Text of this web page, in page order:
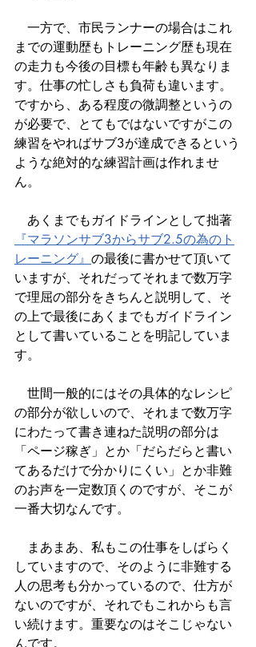
一方で、市民ランナーの場合はこれ
までの運動歴もトレーニング歴も現在
の走力も今後の目標も年齢も異なりま
す。仕事の忙しさも負荷も違います。
ですから、ある程度の微調整というの
が必要で、とてもではないですがこの
練習をやればサブ3が達成できるという
ような絶対的な練習計画は作れませ
ん。
あくまでもガイドラインとして拙著
『マラソンサブ3からサブ2.5の為のト
レーニング』 の最後に書かせて頂いて
いますが、それだってそれまで数万字
で理屈の部分をきちんと説明して、そ
の上で最後にあくまでもガイドライン
として書いていることを明記していま
す。
世間一般的にはその具体的なレシピ
の部分が欲しいので、それまで数万字
にわたって書き連ねた説明の部分は
「ページ稼ぎ」とか「だらだらと書い
てあるだけで分かりにくい」とか非難
のお声を一定数頂くのですが、そこが
一番大切なんです。
まあまあ、私もこの仕事をしばらく
していますので、そのように非難する
人の思考も分かっているので、仕方が
ないのですが、それでもこれからも言
い続けます。重要なのはそこじゃない
んです。